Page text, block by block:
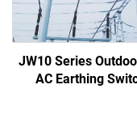
JW10 Series
AC Earthing